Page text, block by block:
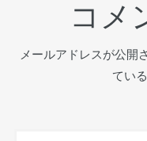
コメ
メールアドレスが公開
てい